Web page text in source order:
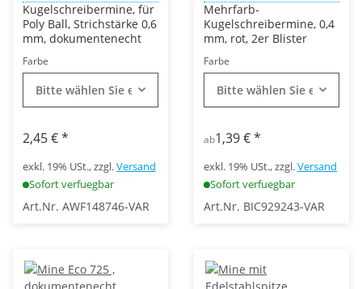
Kugelschreibermine, für
Poly Ball, Strichstärke 0,6
mm, dokumentenecht
Farbe
Bitte wählen Sie eine Variation.
2,45 €*
exkl. 19% USt., zzgl.Versand
Sofort verfuegbar
Art.Nr. AWF148746-VAR
Mehrfarb-
Kugelschreibermine, 0,4
mm, rot, 2er Blister
Farbe
Bitte wählen Sie eine
ab1,39 €*
exkl. 19% USt., zzgl.Versand
Sofort verfuegbar
Art.Nr. BIC929243-VAR